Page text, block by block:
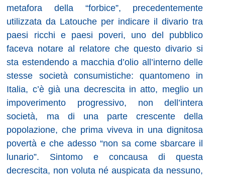
metafora della “forbice”, precedentemente
utilizzata da Latouche per indicare il divario tra
paesi ricchi e paesi poveri, uno del pubblico
faceva notare al relatore che questo divario si
sta estendendo a macchia d’olio all’interno delle
stesse società consumistiche: quantomeno in
Italia, c’è già una decrescita in atto, meglio un
impoverimento progressivo, non dell’intera
società, ma di una parte crescente della
popolazione, che prima viveva in una dignitosa
povertà e che adesso “non sa come sbarcare il
lunario”. Sintomo e concausa di questa
decrescita, non voluta né auspicata da nessuno,